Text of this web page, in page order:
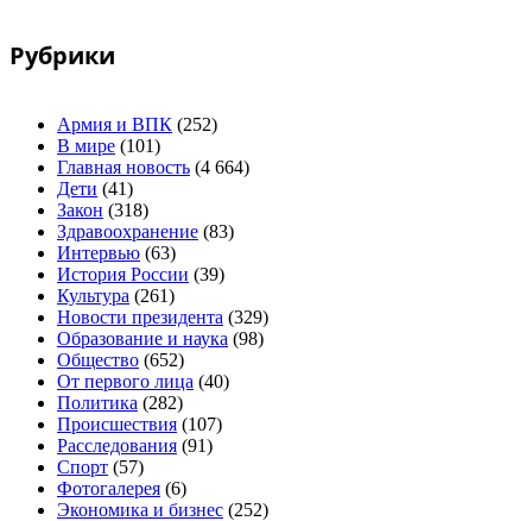
Рубрики
Армия и ВПК (252)
В мире (101)
Главная новость (4 664)
Дети (41)
Закон (318)
Здравоохранение (83)
Интервью (63)
История России (39)
Культура (261)
Новости президента (329)
Образование и наука (98)
Общество (652)
От первого лица (40)
Политика (282)
Происшествия (107)
Расследования (91)
Спорт (57)
Фотогалерея (6)
Экономика и бизнес (252)